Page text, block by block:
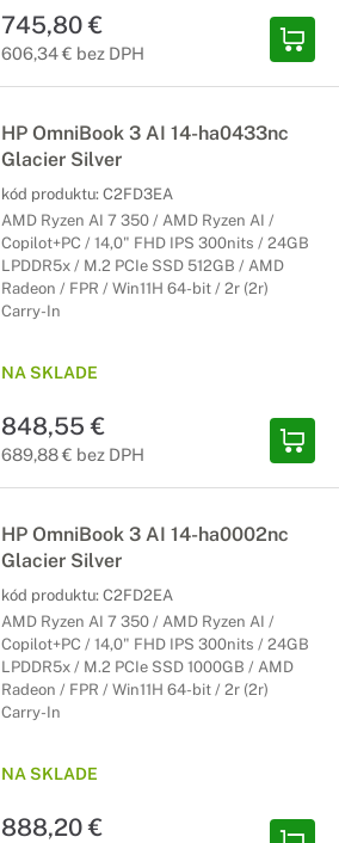
745,80 €
606,34 € bez DPH
HP OmniBook 3 AI 14-ha0433nc
Glacier Silver
kód produktu: C2FD3EA
AMD Ryzen AI 7 350 / AMD Ryzen AI /
Copilot+PC / 14,0" FHD IPS 300nits / 24GB
LPDDR5x / M.2 PCIe SSD 512GB / AMD
Radeon / FPR / Win11H 64-bit / 2r (2r)
Carry-In
NA SKLADE
848,55 €
689,88 € bez DPH
HP OmniBook 3 AI 14-ha0002nc
Glacier Silver
kód produktu: C2FD2EA
AMD Ryzen AI 7 350 / AMD Ryzen AI /
Copilot+PC / 14,0" FHD IPS 300nits / 24GB
LPDDR5x / M.2 PCIe SSD 1000GB / AMD
Radeon / FPR / Win11H 64-bit / 2r (2r)
Carry-In
NA SKLADE
888,20 €